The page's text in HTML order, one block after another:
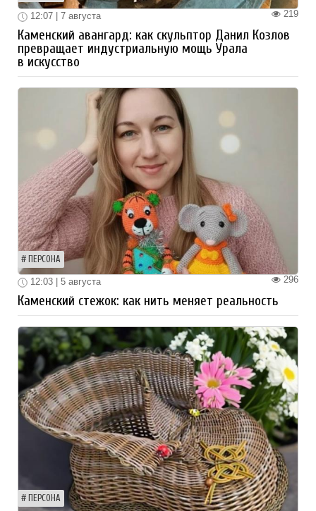
219
12:07 | 7 августа
Каменский авангард: как скульптор Данил Козлов
превращает индустриальную мощь Урала
в искусство
ПЕРСОНА
296
12:03 | 5 августа
Каменский стежок: как нить меняет реальность
ПЕРСОНА